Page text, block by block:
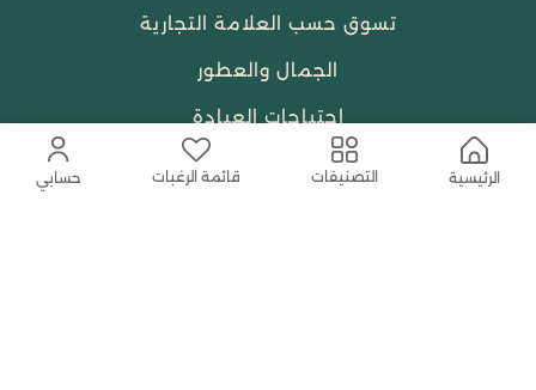
الرئيسية التصنيفات قائمة الرغبات حسابي
تسوق حسب العلامة التجارية
الجمال والعطور
احتياجات العبادة